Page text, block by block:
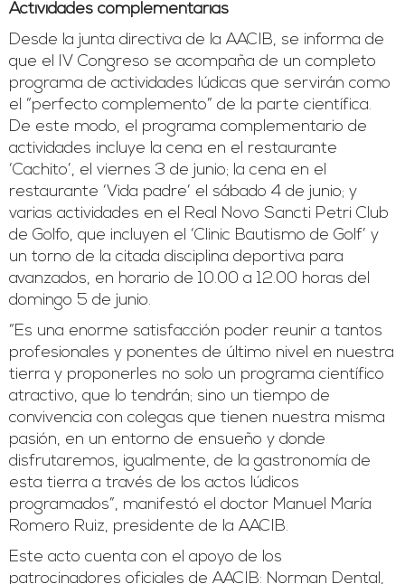
Actividades complementarias
Desde la junta directiva de la AACIB, se informa de
que el IV Congreso se acompaña de un completo
programa de actividades lúdicas que servirán como
el “perfecto complemento” de la parte científica.
De este modo, el programa complementario de
actividades incluye la cena en el restaurante
‘Cachito’, el viernes 3 de junio; la cena en el
restaurante ‘Vida padre’ el sábado 4 de junio; y
varias actividades en el Real Novo Sancti Petri Club
de Golfo, que incluyen el ‘Clinic Bautismo de Golf’ y
un torno de la citada disciplina deportiva para
avanzados, en horario de 10.00 a 12.00 horas del
domingo 5 de junio.
“Es una enorme satisfacción poder reunir a tantos
profesionales y ponentes de último nivel en nuestra
tierra y proponerles no solo un programa científico
atractivo, que lo tendrán; sino un tiempo de
convivencia con colegas que tienen nuestra misma
pasión, en un entorno de ensueño y donde
disfrutaremos, igualmente, de la gastronomía de
esta tierra a través de los actos lúdicos
programados”, manifestó el doctor Manuel María
Romero Ruiz, presidente de la AACIB.
Este acto cuenta con el apoyo de los
patrocinadores oficiales de AACIB: Norman Dental,